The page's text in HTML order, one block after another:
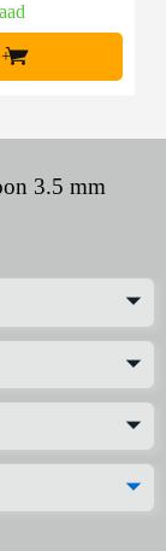
+
3.5 mm